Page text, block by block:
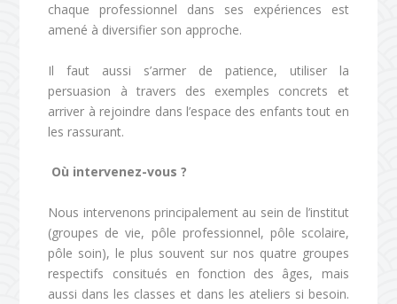
chaque professionnel dans ses expériences est
amené à diversifier son approche.
Il faut aussi s’armer de patience, utiliser la
persuasion à travers des exemples concrets et
arriver à rejoindre dans l’espace des enfants tout en
les rassurant.
Où intervenez-vous ?
Nous intervenons principalement au sein de l’institut
(groupes de vie, pôle professionnel, pôle scolaire,
pôle soin), le plus souvent sur nos quatre groupes
respectifs consitués en fonction des âges, mais
aussi dans les classes et dans les ateliers si besoin.